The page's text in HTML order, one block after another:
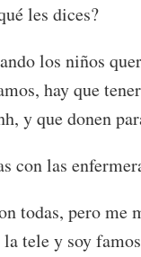
les dices?
los niños
hay que
y que donen
con las
todas, pero me
tele y soy